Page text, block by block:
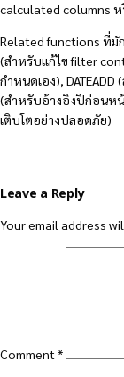
calculated columns
Related functions ที่มักใ
(สำหรับแก้ไข filter
กำหนดเอง),
(สำหรับอ้างอิงปีก่อนหน้
เติบโตอย่างปลอดภัย)
Leave a Reply
Your email address
Comment *